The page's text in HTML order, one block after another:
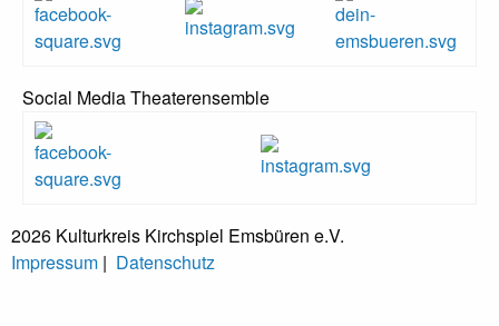
Social Media Theaterensemble
2026 Kulturkreis Kirchspiel Emsbüren e.V.
Impressum | Datenschutz